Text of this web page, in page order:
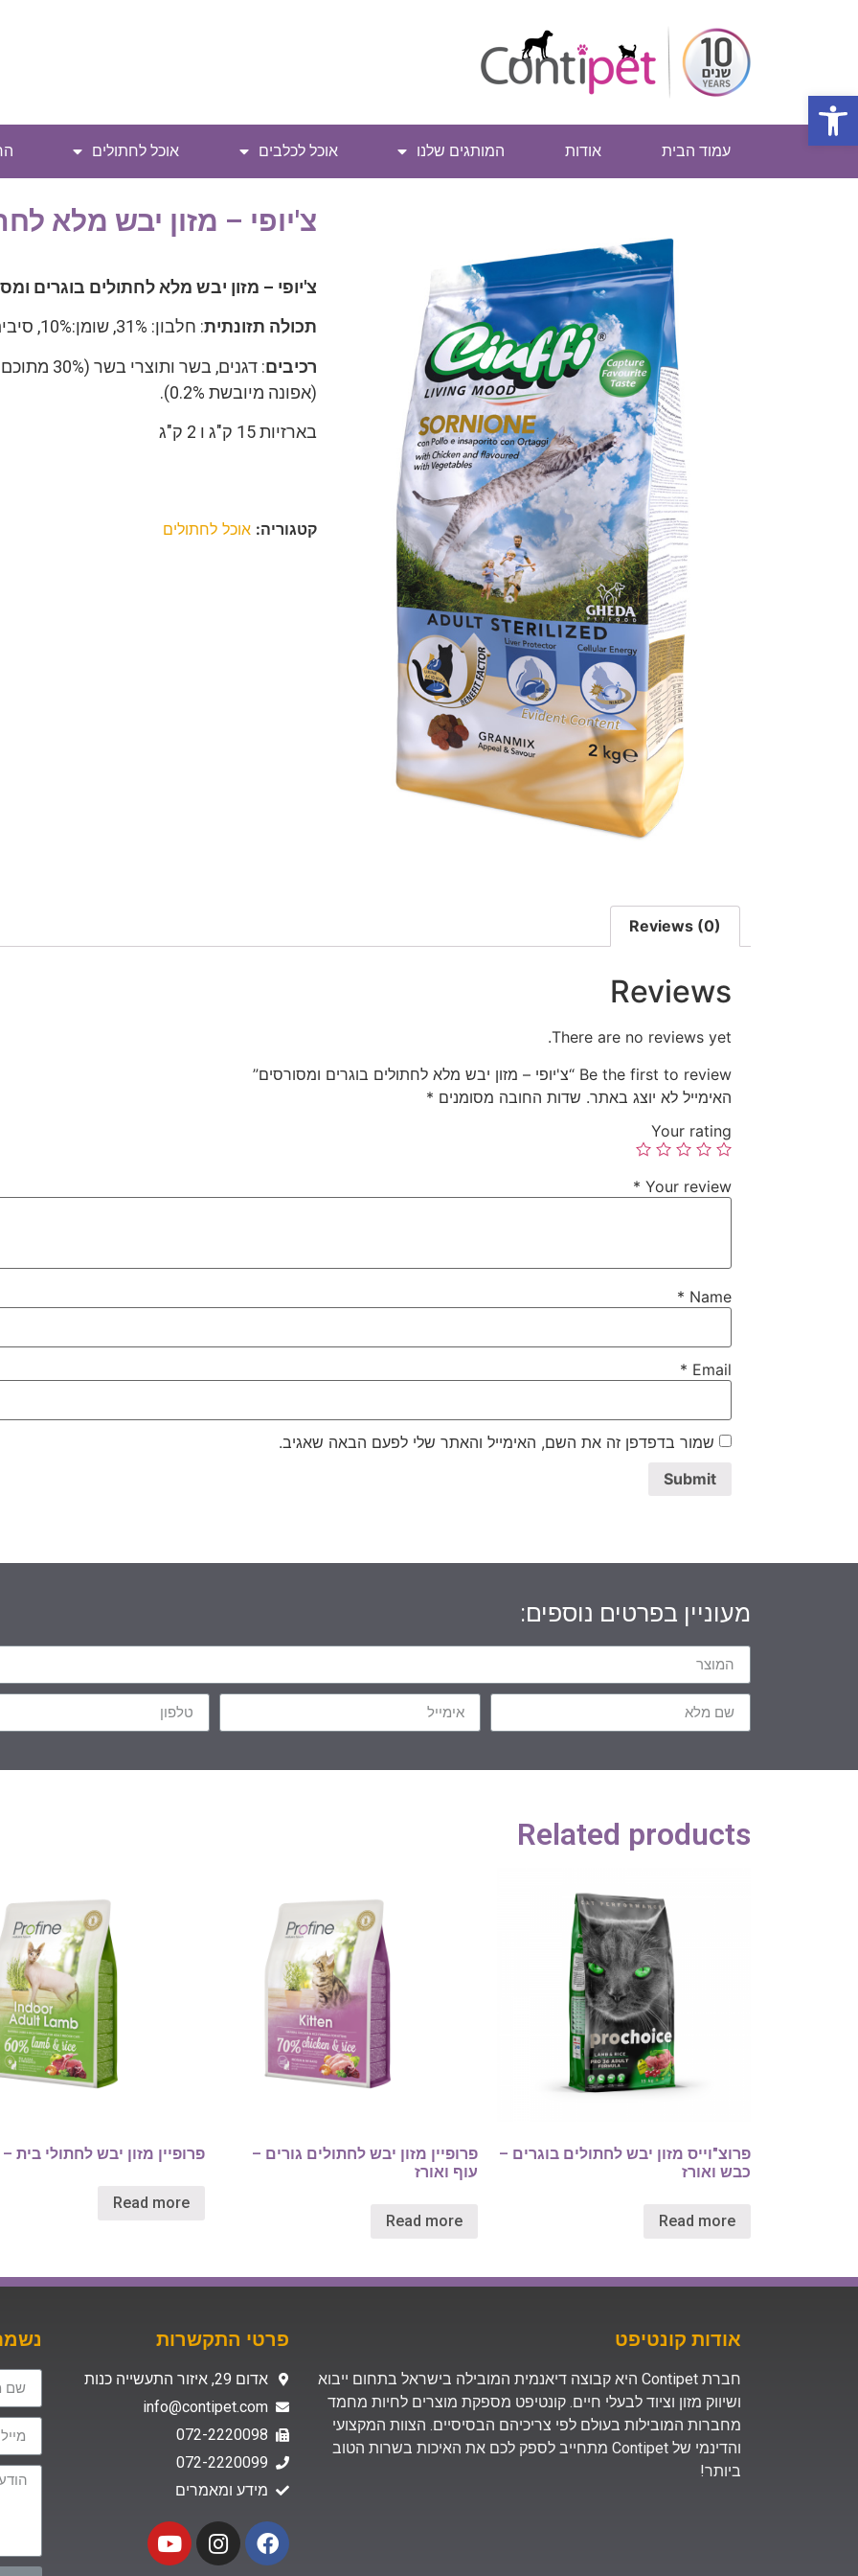
פתח סרגל נגישות
עמוד הבית אודות המותגים שלנו אוכל לכלבים אוכל לחתולים
צ'יופי – מזון יבש מלא
צ'יופי – מזון יבש מלא לחתולים בוגרים
תכולה תזונתית: חלבון: 31%, שומן:10%, סיבים: 3.7%, אפר: 9.5%
רכיבים
(אפונה מיובשת 0.2%).
בארזיות 15 ק"ג ו 2 ק"ג
קטגוריה: אוכל לחתולים
Reviews (0)
Reviews
There are no reviews yet.
Be the first to review “צ'יופי – מזון יבש מלא לחתולים בוגרים ומסורסים”
האימייל לא יוצג באתר. שדות החובה מסומנים *
Your rating
Your review
*
Name
*
Email
*
שמור בדפדפן זה את השם, האימייל והאתר שלי לפעם הבאה שאגיב.
מעוניין בפרטים נוספים:
Related products
פרוצ"וייס מזון יבש לחתולים בוגרים –
כבש ואורז
Read more
פרופיין מזון יבש לחתולים גורים –
עוף ואורז
Read more
פרופיין מזון יבש לחתולי בית
Read more
אודות קונטיפט
חברת Contipet היא קבוצה דיאנמית המובילה בישראל בתחום ייבוא
ושיווק מזון וציוד לבעלי חיים. קונטיפט מספקת מוצרים לחיות מחמד
מחברות המובילות בעולם לפי צריכיהם הבסיסיים. הצוות המקצועי
והדינמי של Contipet מתחייב לספק לכם את האיכות בשרות הטוב
ביותר!
פרטי התקשרות
אדום 29, איזור התעשייה כנות
info@contipet.com
072-2220098
072-2220099
מידע ומאמרים